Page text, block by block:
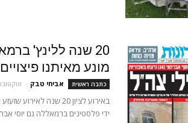
20 שנה ללינץ'
מונע מאיתנו
כתבה ראשית אביחי טבק - אוקטובר 20,
באירוע לציון 20 שנה
ידי פלסטינים ברמאללה גם יוסי